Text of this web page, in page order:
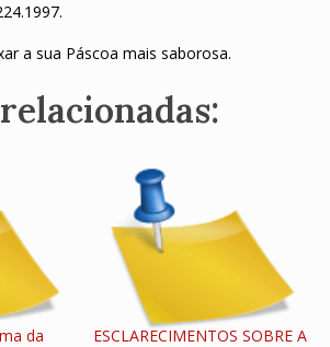
a sua Páscoa mais saborosa.
da
ESCLARECIMENTOS SOBRE A